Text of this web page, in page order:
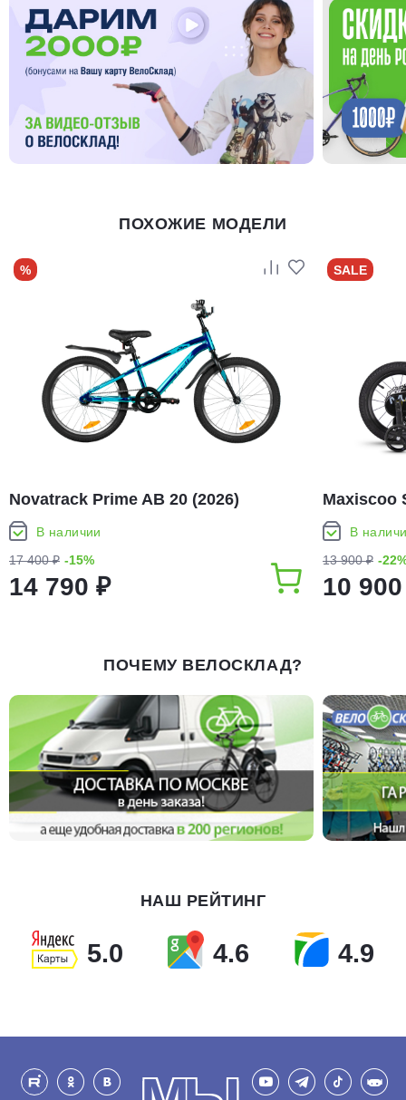
ПОХОЖИЕ МОДЕЛИ
%
Novatrack Prime AB 20 (2026)
В наличии
17 400 ₽ -15%
14 790 ₽
SALE
Maxiscoo
(2026)
В
13 900 ₽ -
10
ПОЧЕМУ ВЕЛОСКЛАД?
НАШ РЕЙТИНГ
5.0 4.6 4.9